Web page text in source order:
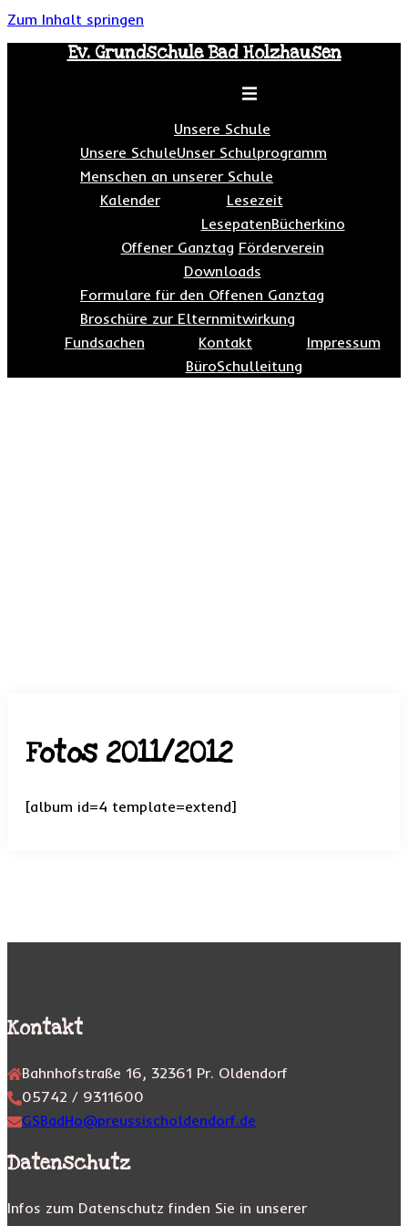
Zum Inhalt springen
Ev. Grundschule Bad Holzhausen
Unsere Schule
Unsere SchuleUnser Schulprogramm
Menschen an unserer Schule
Kalender
Lesezeit
LesepatenBücherkino
Offener Ganztag Förderverein
Downloads
Formulare für den Offenen Ganztag
Broschüre zur Elternmitwirkung
Fundsachen
Kontakt
BüroSchulleitung
Impressum
Fotos 2011/2012
[album id=4 template=extend]
Kontakt
Bahnhofstraße 16, 32361 Pr. Oldendorf
05742 / 9311600
GSBadHo@preussischoldendorf.de
Datenschutz
Infos zum Datenschutz finden Sie in unserer